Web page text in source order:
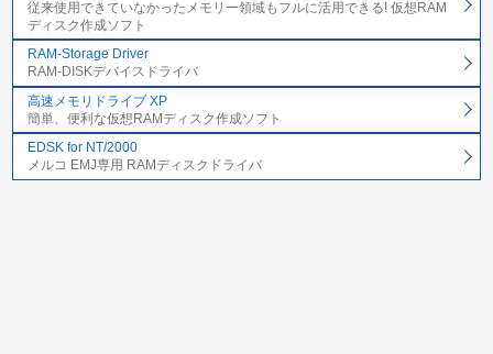
従来使用できていなかったメモリー領域もフルに活用できる! 仮想RAM
ディスク作成ソフト
RAM-Storage Driver
RAM-DISKデバイスドライバ
高速メモリドライブ XP
簡単、便利な仮想RAMディスク作成ソフト
EDSK for NT/2000
メルコ EMJ専用 RAMディスクドライバ